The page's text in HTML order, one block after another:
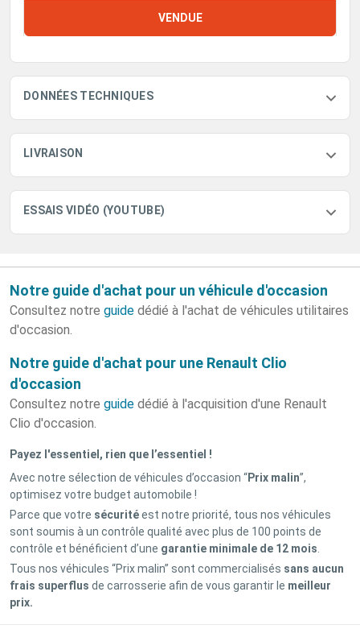
VENDUE
DONNÉES TECHNIQUES
LIVRAISON
ESSAIS VIDÉO (YOUTUBE)
Notre guide d'achat pour un véhicule d'occasion
Consultez notre guide dédié à l'achat de véhicules utilitaires
d'occasion.
Notre guide d'achat pour une Renault Clio
d'occasion
Consultez notre guide dédié à l'acquisition d'une Renault
Clio d'occasion.
Payez l'essentiel, rien que l’essentiel !
Avec notre sélection de véhicules d’occasion “Prix malin”,
optimisez votre budget automobile !
Parce que votre sécuritéest notre priorité, tous nos véhicules
sont soumis à un contrôle qualité avec plus de 100 points de
contrôle et bénéficient d’une garantie minimale de 12 mois
Tous nos véhicules “Prix malin” sont commercialisés sans aucun
frais superflus de carrosserie afin de vous garantir le meilleur
prix.